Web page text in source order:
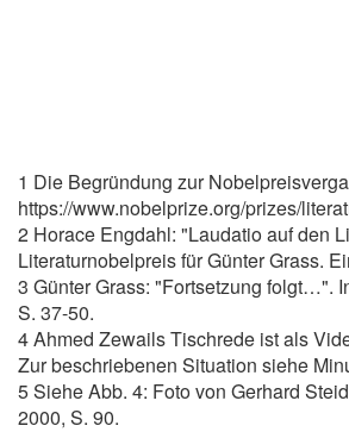
1 Die Begründung zur
https://www.nobelprize.org/prizes/
2 Horace Engdahl: "Laudatio auf den
Literaturnobelpreis für Günter Grass.
3 Günter Grass: "Fortsetzung folgt…".
S. 37-50.
4 Ahmed Zewails Tischrede ist als
Zur beschriebenen Situation siehe
5 Siehe Abb. 4: Foto von Gerhard
2000, S. 90.